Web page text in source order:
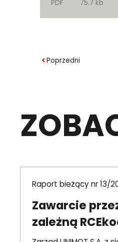
PDF 75.7 kb
Poprzedni
Raport bieżący nr 13/
Zawarcie
zależną
o.o. umowy